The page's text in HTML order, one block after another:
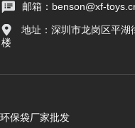
邮箱：benson@xf-
地址：深圳市龙岗区平湖
楼
保袋厂家批发